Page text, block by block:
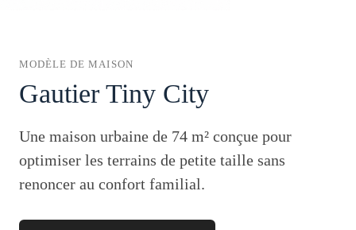
MODÈLE DE MAISON
Gautier Tiny City
Une maison urbaine de 74 m² conçue pour
optimiser les terrains de petite taille sans
renoncer au confort familial.